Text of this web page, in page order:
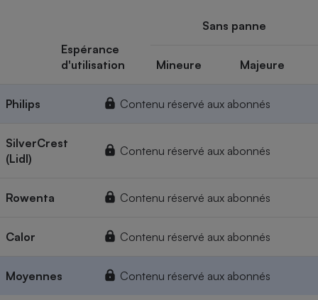
Espérance
d'utilisation
Sans panne
Mineure Majeure
Philips Contenu réservé aux abonnés
SilverCrest
(Lidl)
Contenu réservé aux abonnés
Rowenta Contenu réservé aux abonnés
Calor Contenu réservé aux abonnés
Moyennes Contenu réservé aux abonnés